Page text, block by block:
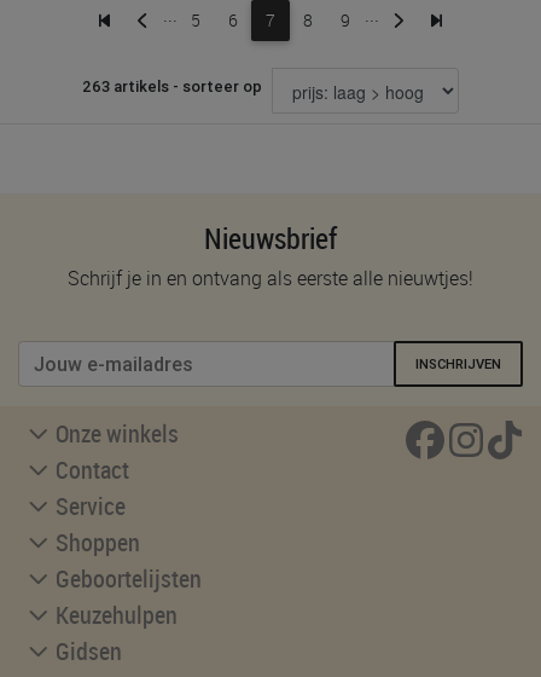
... 5 6 7 8 9 ...
263 artikels - sorteer op
Nieuwsbrief
Schrijf je in en ontvang als eerste alle nieuwtjes!
INSCHRIJVEN
Onze winkels
Contact
Service
Shoppen
Geboortelijsten
Keuzehulpen
Gidsen